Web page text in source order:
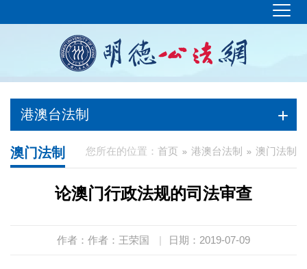
港澳台法制
您所在的位置： 首页 港澳台法制 澳门法制
澳门法制
论澳门行政法规的司法审查
作者：作者：王荣国 | 日期：2019-07-09